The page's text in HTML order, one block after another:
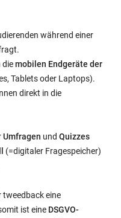
während einer
diemobilen Endgeräte der
Tablets oder Laptops).
direkt in die
Umfragen und Quizzes
(=digitaler Fragespeicher)
tweedback eine
ist eine DSGVO-